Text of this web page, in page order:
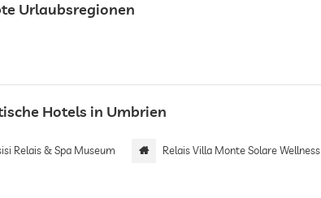
Urlaubsregionen
Hotels in Umbrien
Relais & Spa Museum Relais Villa Monte Solare Wellness & SPA